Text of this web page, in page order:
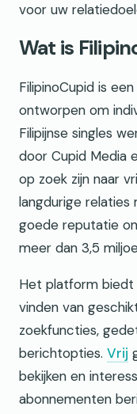
voor uw
Wat is
FilipinoCupid is
ontworpen om
Filipijnse singles
door Cupid Media
op zoek zijn naar
langdurige relaties
goede reputatie
meer dan 3,5
Het platform biedt
vinden van
zoekfuncties,
berichtopties. Vrij
bekijken en
abonnementen